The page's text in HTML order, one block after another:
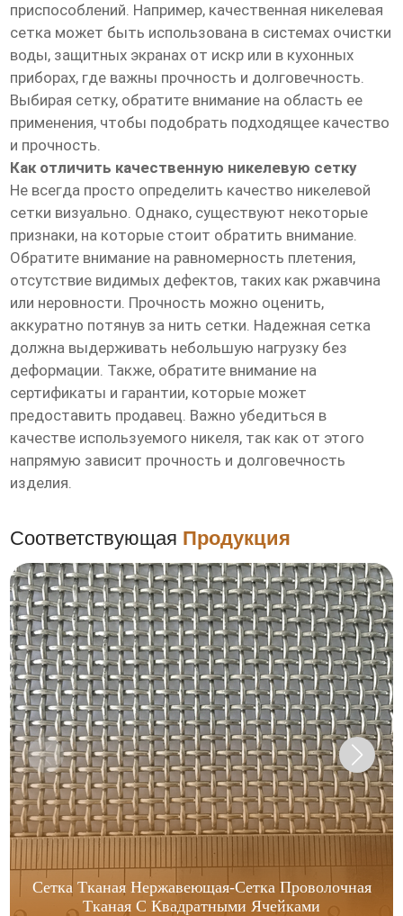
приспособлений. Например, качественная никелевая
сетка может быть использована в системах очистки
воды, защитных экранах от искр или в кухонных
приборах, где важны прочность и долговечность.
Выбирая сетку, обратите внимание на область ее
применения, чтобы подобрать подходящее качество
и прочность.
Как отличить качественную никелевую сетку
Не всегда просто определить качество никелевой
сетки визуально. Однако, существуют некоторые
признаки, на которые стоит обратить внимание.
Обратите внимание на равномерность плетения,
отсутствие видимых дефектов, таких как ржавчина
или неровности. Прочность можно оценить,
аккуратно потянув за нить сетки. Надежная сетка
должна выдерживать небольшую нагрузку без
деформации. Также, обратите внимание на
сертификаты и гарантии, которые может
предоставить продавец. Важно убедиться в
качестве используемого никеля, так как от этого
напрямую зависит прочность и долговечность
изделия.
Соответствующая Продукция
Сетка Тканая Нержавеющая-Сетка Проволочная
Тканая С Квадратными Ячейками